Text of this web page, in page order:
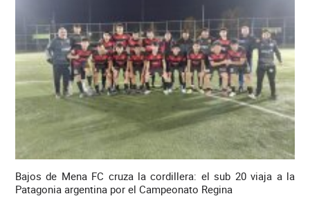
Bajos de Mena FC cruza la cordillera: el sub 20 viaja a la
Patagonia argentina por el Campeonato Regina